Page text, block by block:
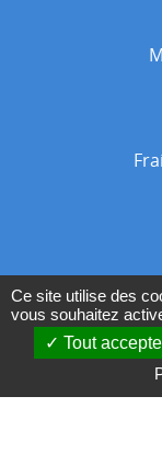
Ce site utilise des
vous souhaitez
Tout